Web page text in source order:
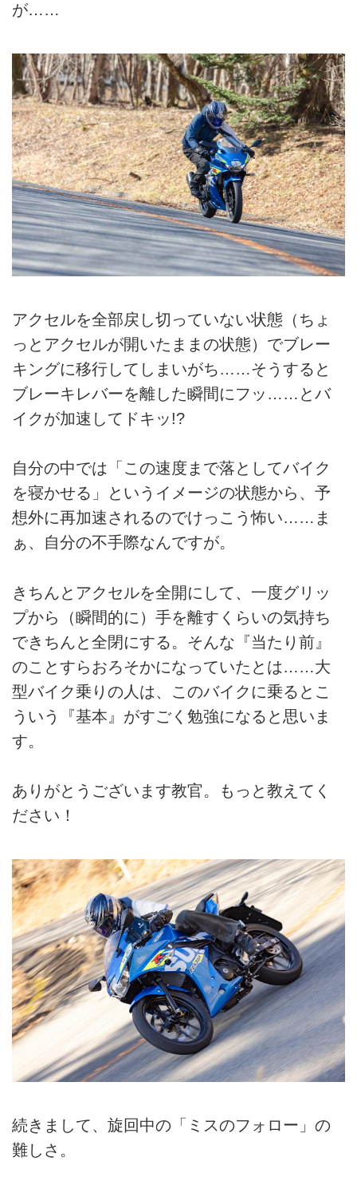
が……
アクセルを全部戻し切っていない状態（ちょ
っとアクセルが開いたままの状態）でブレー
キングに移行してしまいがち……そうすると
ブレーキレバーを離した瞬間にフッ……とバ
イクが加速してドキッ!?
自分の中では「この速度まで落としてバイク
を寝かせる」というイメージの状態から、予
想外に再加速されるのでけっこう怖い……ま
ぁ、自分の不手際なんですが。
きちんとアクセルを全開にして、一度グリッ
プから（瞬間的に）手を離すくらいの気持ち
できちんと全閉にする。そんな『当たり前』
のことすらおろそかになっていたとは……大
型バイク乗りの人は、このバイクに乗るとこ
ういう『基本』がすごく勉強になると思いま
す。
ありがとうございます教官。もっと教えてく
ださい！
続きまして、旋回中の「ミスのフォロー」の
難しさ。